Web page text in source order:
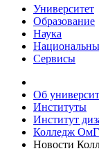
Университет
Образование
Наука
Сервисы
Об
Институты
Институт
Колледж
Новости